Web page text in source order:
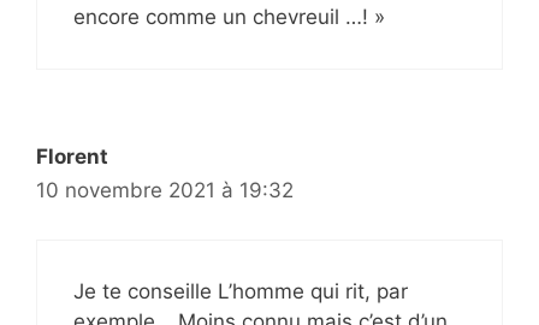
encore comme un chevreuil …! »
Florent
10 novembre 2021 à 19:32
Je te conseille L’homme qui rit, par